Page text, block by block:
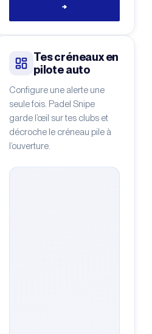
→
Tes créneaux en
pilote auto
Configure une alerte une
seule fois. Padel Snipe
garde l’œil sur tes clubs et
décroche le créneau pile à
l’ouverture.